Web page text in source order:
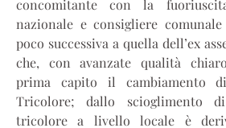
concomitante con la
nazionale e consigliere
poco successiva a quella dell’ex
che, con avanzate qualità
prima capito il cambiamento
Tricolore; dallo scioglimento
tricolore a livello locale è